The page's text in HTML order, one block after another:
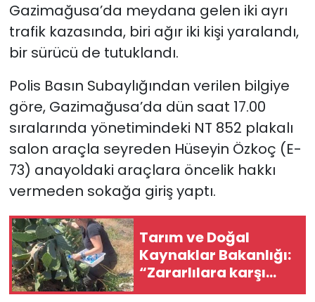
Gazimağusa’da meydana gelen iki ayrı
trafik kazasında, biri ağır iki kişi yaralandı,
bir sürücü de tutuklandı.
Polis Basın Subaylığından verilen bilgiye
göre, Gazimağusa’da dün saat 17.00
sıralarında yönetimindeki NT 852 plakalı
salon araçla seyreden Hüseyin Özkoç (E-
73) anayoldaki araçlara öncelik hakkı
vermeden sokağa giriş yaptı.
Tarım ve Doğal
Kaynaklar Bakanlığı:
“Zararlılara karşı
doğal mücadelede
Otomobil Dünyası
Politika
SAĞLIK
Spor
Teknoloji
Video Galeri
YAŞAM